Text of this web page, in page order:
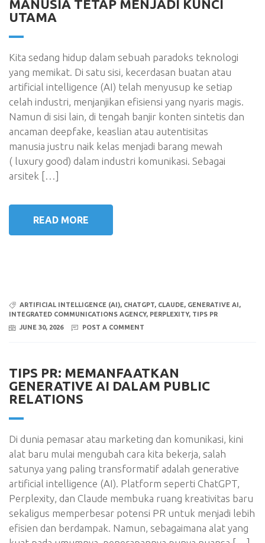
MANUSIA TETAP MENJADI KUNCI
UTAMA
Kita sedang hidup dalam sebuah paradoks teknologi
yang memikat. Di satu sisi, kecerdasan buatan atau
artificial intelligence (AI) telah menyusup ke setiap
celah industri, menjanjikan efisiensi yang nyaris magis.
Namun di sisi lain, di tengah banjir konten sintetis dan
ancaman deepfake, keaslian atau autentisitas
manusia justru naik kelas menjadi barang mewah
( luxury good) dalam industri komunikasi. Sebagai
arsitek […]
READ MORE
ARTIFICIAL INTELLIGENCE (AI), CHATGPT, CLAUDE, GENERATIVE AI,
INTEGRATED COMMUNICATIONS AGENCY, PERPLEXITY, TIPS PR
JUNE 30, 2026
POST A COMMENT
TIPS PR: MEMANFAATKAN
GENERATIVE AI DALAM PUBLIC
RELATIONS
Di dunia pemasar atau marketing dan komunikasi, kini
alat baru mulai mengubah cara kita bekerja, salah
satunya yang paling transformatif adalah generative
artificial intelligence (AI). Platform seperti ChatGPT,
Perplexity, dan Claude membuka ruang kreativitas baru
sekaligus memperbesar potensi PR untuk menjadi lebih
efisien dan berdampak. Namun, sebagaimana alat yang